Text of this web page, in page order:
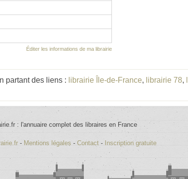
Éditer les informations de ma librairie
partant des liens : librairie Île-de-France, librairie 78,
: l'annuaire complet des libraires en France
- Mentions légales - Contact - Inscription gratuite